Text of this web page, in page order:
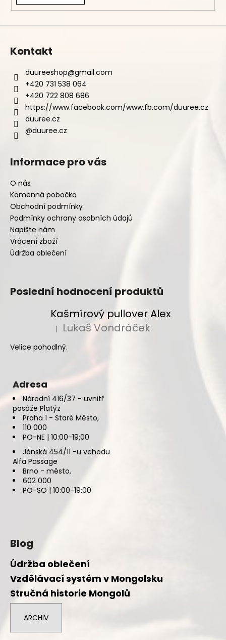
Kontakt
duureeshop@gmail.com
+420 731 538 064
+420 722 808 686
https://www.facebook.com/www.fb.com/duuree.cz
duuree.cz
@duuree.cz
Informace pro vás
O nás
Kamenná pobočka
Obchodní podmínky
Podmínky ochrany osobních údajů
Napište nám
Vrácení zboží
Údržba oblečení
Poslední hodnocení produktů
Kašmírový pullover Alex
Hodnocení produktu je 5 z 5 hvězdiček.
| Lukaš Vondráček
Velice pohodlný.
Adresa
Národní 416/37 - uvnitř
pasáže Platýz
Praha 1 - Staré Město,
110 000
PO-NE | 10:00-19:00
Jánská 454/11 -u vchodu
Alfa Passage
Brno - město,
602 000
PO-SO | 10:00-19:00
Blog
Údržba oblečení
Vzdělávací systém v Mongolsku
Stručná historie Mongolů
ARCHIV